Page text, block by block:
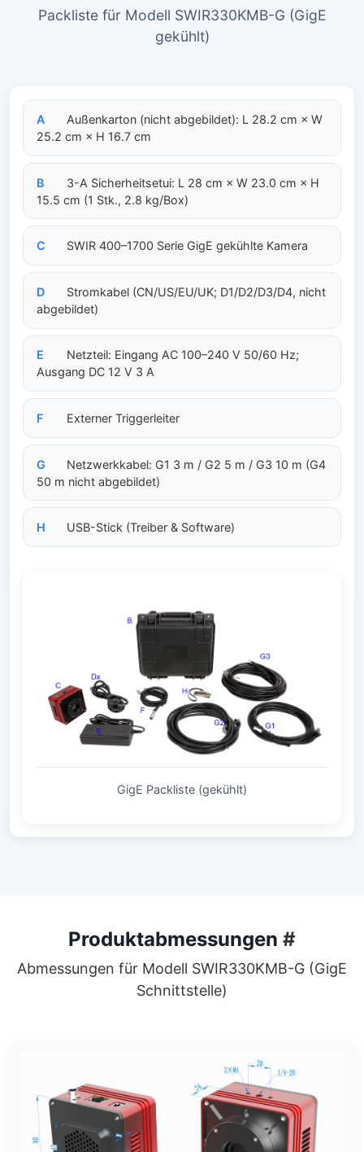
Packliste für Modell SWIR330KMB-G (GigE
gekühlt)
A
Außenkarton (nicht abgebildet): L 28.2 cm × W
25.2 cm × H 16.7 cm
B
3-A Sicherheitsetui: L 28 cm × W 23.0 cm × H
15.5 cm (1 Stk., 2.8 kg/Box)
C SWIR 400–1700 Serie GigE gekühlte Kamera
D
Stromkabel (CN/US/EU/UK; D1/D2/D3/D4, nicht
abgebildet)
E
Netzteil: Eingang AC 100–240 V 50/60 Hz;
Ausgang DC 12 V 3 A
F Externer Triggerleiter
G
Netzwerkkabel: G1 3 m / G2 5 m / G3 10 m (G4
50 m nicht abgebildet)
H USB-Stick (Treiber & Software)
GigE Packliste (gekühlt)
Produktabmessungen #
Abmessungen für Modell SWIR330KMB-G (GigE
Schnittstelle)